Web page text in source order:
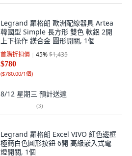
Legrand 羅格朗 歐洲配線器具 Artea
韓國型 Simple 長方形 雙色 軟鋁 2開
上下操作 鎂合金 圓形開關, 1個
首購折扣價 45%$1,435
$780
($780.00/1個)
8/12 星期三 預計送達
(3)
Legrand 羅格朗 Excel VIVO 紅色邊框
極簡白色圓形按鈕 6開 高級嵌入式電
燈開關, 1個